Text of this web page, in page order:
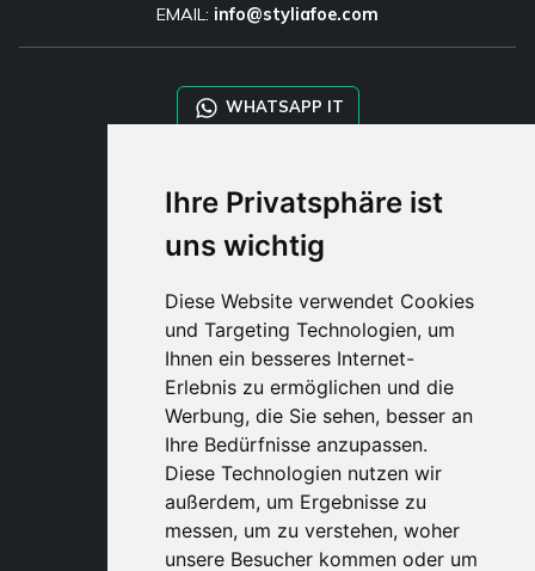
Ihre Privatsphäre ist
uns wichtig
Diese Website verwendet Cookies
und Targeting Technologien, um
Ihnen ein besseres Internet-
Erlebnis zu ermöglichen und die
Werbung, die Sie sehen, besser an
Ihre Bedürfnisse anzupassen.
Diese Technologien nutzen wir
außerdem, um Ergebnisse zu
messen, um zu verstehen, woher
unsere Besucher kommen oder um
EMAIL: info@styliafoe.com
WHATSAPP IT
STYLIA SERVICES
SHOP B2B
TAYLOR MADE ORDERS
DROPSHIPPING
BENUTZE
REGISTRIERE
EINLOGGE
EINKAUFSWAGE